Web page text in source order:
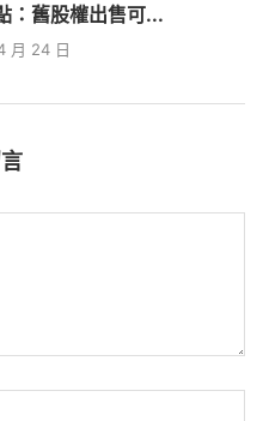
：舊股權出售可...
月 24 日